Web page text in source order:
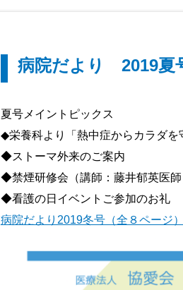
病院だより 2019夏
夏号メイントピックス
◆栄養科より「熱中症からカラダを
◆ストーマ外来のご案内
◆禁煙研修会（講師：藤井郁英医
◆看護の日イベントご参加のお礼
病院だより2019冬号（全８ページ